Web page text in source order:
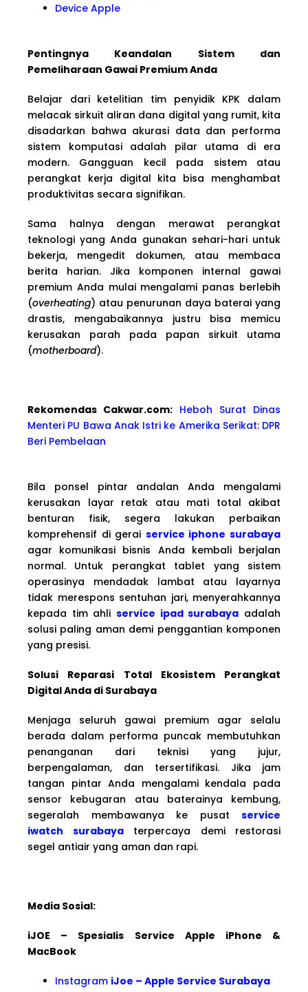
Device Apple
Pentingnya Keandalan Sistem dan
Pemeliharaan Gawai Premium Anda
Belajar dari ketelitian tim penyidik KPK dalam
melacak sirkuit aliran dana digital yang rumit, kita
disadarkan bahwa akurasi data dan performa
sistem komputasi adalah pilar utama di era
modern. Gangguan kecil pada sistem atau
perangkat kerja digital kita bisa menghambat
produktivitas secara signifikan.
Sama halnya dengan merawat perangkat
teknologi yang Anda gunakan sehari-hari untuk
bekerja, mengedit dokumen, atau membaca
berita harian. Jika komponen internal gawai
premium Anda mulai mengalami panas berlebih
(overheating) atau penurunan daya baterai yang
drastis, mengabaikannya justru bisa memicu
kerusakan parah pada papan sirkuit utama
(motherboard).
Rekomendas Cakwar.com: Heboh Surat Dinas
Menteri PU Bawa Anak Istri ke Amerika Serikat: DPR
Beri Pembelaan
Bila ponsel pintar andalan Anda mengalami
kerusakan layar retak atau mati total akibat
benturan fisik, segera lakukan perbaikan
komprehensif di gerai service iphone surabaya
agar komunikasi bisnis Anda kembali berjalan
normal. Untuk perangkat tablet yang sistem
operasinya mendadak lambat atau layarnya
tidak merespons sentuhan jari, menyerahkannya
kepada tim ahli service ipad surabaya adalah
solusi paling aman demi penggantian komponen
yang presisi.
Solusi Reparasi Total Ekosistem Perangkat
Digital Anda di Surabaya
Menjaga seluruh gawai premium agar selalu
berada dalam performa puncak membutuhkan
penanganan dari teknisi yang jujur,
berpengalaman, dan tersertifikasi. Jika jam
tangan pintar Anda mengalami kendala pada
sensor kebugaran atau baterainya kembung,
segeralah membawanya ke pusat service
iwatch surabayaterpercaya demi restorasi
segel antiair yang aman dan rapi.
Media Sosial:
iJOE – Spesialis Service Apple iPhone &
MacBook
Instagram iJoe – Apple Service Surabaya